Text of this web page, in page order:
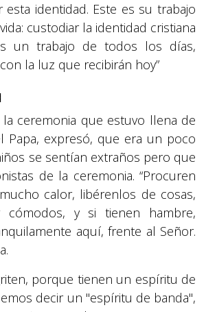
esta identidad. Este es su trabajo
custodiar la identidad cristiana
un trabajo de todos los días,
la luz que recibirán hoy”
ceremonia que estuvo llena de
Papa, expresó, que era un poco
se sentían extraños pero que
de la ceremonia. “Procuren
calor, libérenlos de cosas,
cómodos, y si tienen hambre,
aquí, frente al Señor.
porque tienen un espíritu de
decir un "espíritu de banda",